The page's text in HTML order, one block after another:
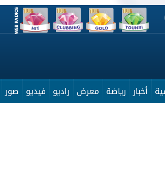
أخبار رياضة معرض راديو فيديو صور